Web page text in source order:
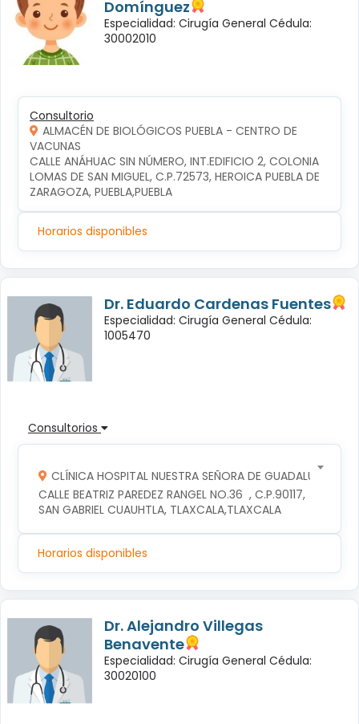
Domínguez
Especialidad: Cirugía General Cédula:
30002010
Consultorio
ALMACÉN DE BIOLÓGICOS PUEBLA - CENTRO DE
VACUNAS
CALLE ANÁHUAC SIN NÚMERO, INT.EDIFICIO 2, COLONIA
LOMAS DE SAN MIGUEL, C.P.72573, HEROICA PUEBLA DE
ZARAGOZA, PUEBLA,PUEBLA
Horarios disponibles
Dr. Eduardo Cardenas Fuentes
Especialidad: Cirugía General Cédula:
1005470
Consultorios
CLÍNICA HOSPITAL NUESTRA SEÑORA DE GUADALUPE
CALLE BEATRIZ PAREDEZ RANGEL NO.36  , C.P.90117,
SAN GABRIEL CUAUHTLA, TLAXCALA,TLAXCALA
Horarios disponibles
Dr. Alejandro Villegas
Benavente
Especialidad: Cirugía General Cédula:
30020100